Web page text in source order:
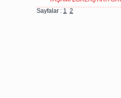
Sayfalar : 1 2